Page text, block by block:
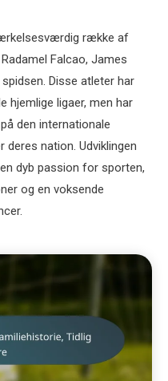
række af
Falcao, James
Disse atleter har
hjemlige ligaer, men har
den internationale
nation. Udviklingen
dyb passion for sporten,
og en voksende